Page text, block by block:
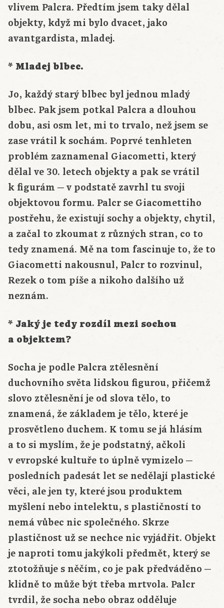
vlivem Palcra. Předtím jsem taky dělal
objekty, když mi bylo dvacet, jako
avantgardista, mladej.
* Mladej blbec.
Jo, každý starý blbec byl jednou mladý
blbec. Pak jsem potkal Palcra a dlouhou
dobu, asi osm let, mi to trvalo, než jsem se
zase vrátil k sochám. Poprvé tenhleten
problém zaznamenal Giacometti, který
dělal ve 30. letech objekty a pak se vrátil
k figurám ─ v podstatě zavrhl tu svoji
objektovou formu. Palcr se Giacomettiho
postřehu, že existují sochy a objekty, chytil,
a začal to zkoumat z různých stran, co to
tedy znamená. Mě na tom fascinuje to, že to
Giacometti nakousnul, Palcr to rozvinul,
Rezek o tom píše a nikoho dalšího už
neznám.
* Jaký je tedy rozdíl mezi sochou
a objektem?
Socha je podle Palcra ztělesnění
duchovního světa lidskou figurou, přičemž
slovo ztělesnění je od slova tělo, to
znamená, že základem je tělo, které je
prosvětleno duchem. K tomu se já hlásím
a to si myslím, že je podstatný, ačkoli
v evropské kultuře to úplně vymizelo ─
posledních padesát let se nedělají plastické
věci, ale jen ty, které jsou produktem
myšlení nebo intelektu, s plastičností to
nemá vůbec nic společného. Skrze
plastičnost už se nechce nic vyjádřit. Objekt
je naproti tomu jakýkoli předmět, který se
ztotožňuje s něčím, co je pak předváděno ─
klidně to může být třeba mrtvola. Palcr
tvrdil, že socha nebo obraz odděluje